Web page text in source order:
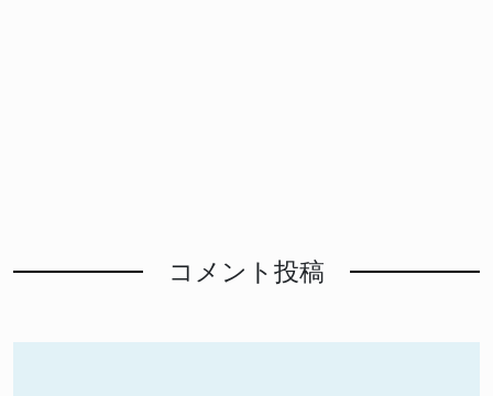
コメント投稿